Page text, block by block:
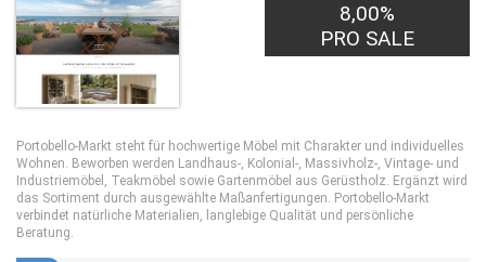
8,00%
PRO SALE
Portobello-Markt steht für hochwertige Möbel mit Charakter und individuelles
Wohnen. Beworben werden Landhaus-, Kolonial-, Massivholz-, Vintage- und
Industriemöbel, Teakmöbel sowie Gartenmöbel aus Gerüstholz. Ergänzt wird
das Sortiment durch ausgewählte Maßanfertigungen. Portobello-Markt
verbindet natürliche Materialien, langlebige Qualität und persönliche
Beratung.